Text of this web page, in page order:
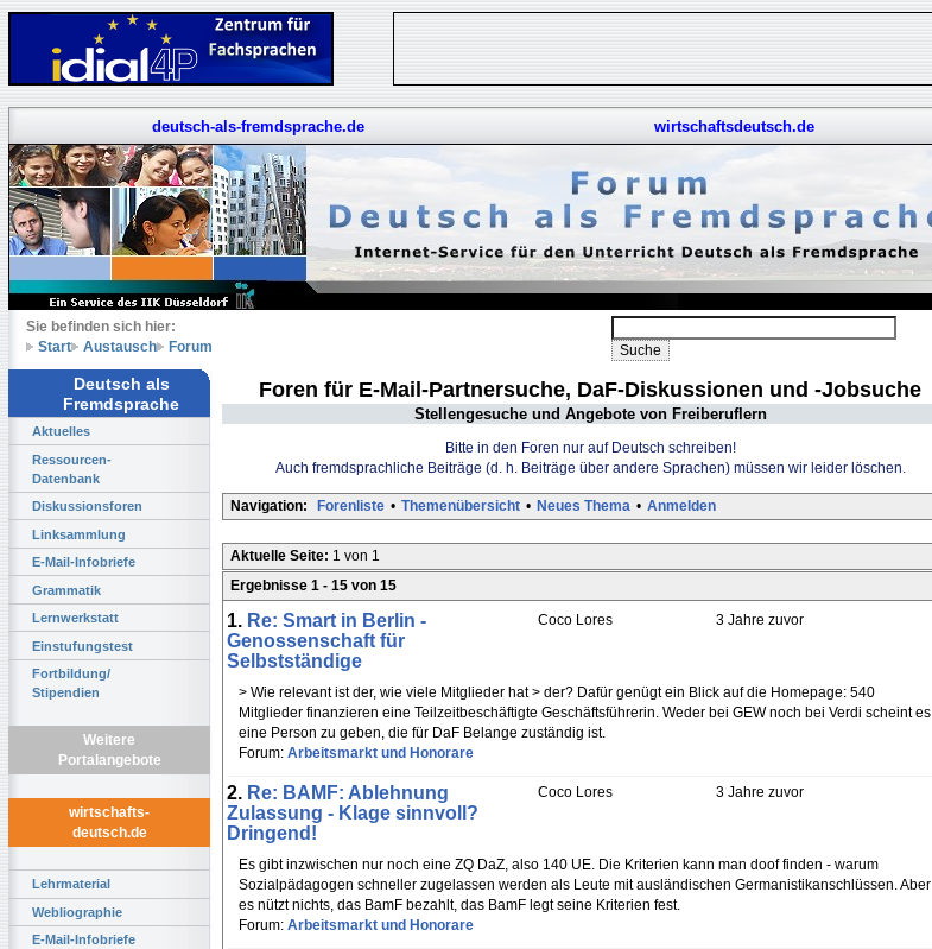
deutsch-als-fremdsprache.de wirtschaftsdeutsch.de
Sie befinden sich hier:
Start
Austausch Forum
Deutsch als
Fremdsprache
Aktuelles
Ressourcen-
Datenbank
Diskussionsforen
Linksammlung
E-Mail-Infobriefe
Grammatik
Lernwerkstatt
Einstufungstest
Fortbildung/
Stipendien
Weitere
Portalangebote
wirtschafts-
deutsch.de
Lehrmaterial
Webliographie
E-Mail-Infobriefe
Foren für E-Mail-Partnersuche, DaF-Diskussionen und -Jobsuche
Stellengesuche und Angebote von Freiberuflern
Bitte in den Foren nur auf Deutsch schreiben!
Auch fremdsprachliche Beiträge (d. h. Beiträge über andere Sprachen) müssen wir leider löschen.
Navigation: Forenliste • Themenübersicht • Neues Thema • Anmelden
Aktuelle Seite: 1 von 1
Ergebnisse 1 - 15 von 15
3 Jahre zuvor
Coco Lores
1. Re: Smart in Berlin -
Genossenschaft für
Selbstständige
> Wie relevant ist der, wie viele Mitglieder hat > der? Dafür genügt ein Blick auf die Homepage: 540
Mitglieder finanzieren eine Teilzeitbeschäftigte Geschäftsführerin. Weder bei GEW noch bei Verdi scheint es
eine Person zu geben, die für DaF Belange zuständig ist.
Forum: Arbeitsmarkt und Honorare
3 Jahre zuvor
Coco Lores
2. Re: BAMF: Ablehnung
Zulassung - Klage sinnvoll?
Dringend!
Es gibt inzwischen nur noch eine ZQ DaZ, also 140 UE. Die Kriterien kann man doof finden - warum
Sozialpädagogen schneller zugelassen werden als Leute mit ausländischen Germanistikanschlüssen. Aber
es nützt nichts, das BamF bezahlt, das BamF legt seine Kriterien fest.
Forum: Arbeitsmarkt und Honorare